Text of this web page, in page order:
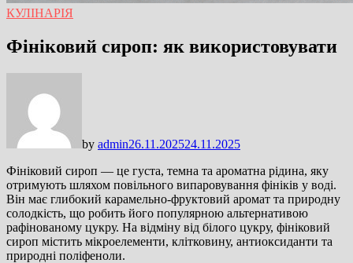
КУЛІНАРІЯ
Фініковий сироп: як використовувати
by admin26.11.202524.11.2025
Фініковий сироп — це густа, темна та ароматна рідина, яку
отримують шляхом повільного випаровування фініків у воді.
Він має глибокий карамельно-фруктовий аромат та природну
солодкість, що робить його популярною альтернативою
рафінованому цукру. На відміну від білого цукру, фініковий
сироп містить мікроелементи, клітковину, антиоксиданти та
природні поліфеноли.